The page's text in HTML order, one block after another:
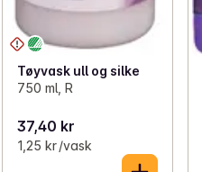
Tøyvask ull og silke
750 ml, R
37,40 kr
1,25 kr /vask